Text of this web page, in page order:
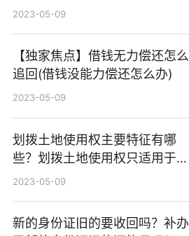
什么？
2023-05-09
【独家焦点】借钱无力偿还怎么
追回(借钱没能力偿还怎么办)
2023-05-09
划拨土地使用权主要特征有哪
些？划拨土地使用权只适用于什
么项目？
2023-05-09
新的身份证旧的要收回吗？补办